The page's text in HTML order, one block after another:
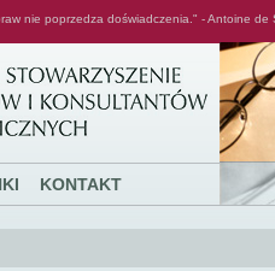
nie poprzedza doświadczenia." - Antoine de
KONTAKT